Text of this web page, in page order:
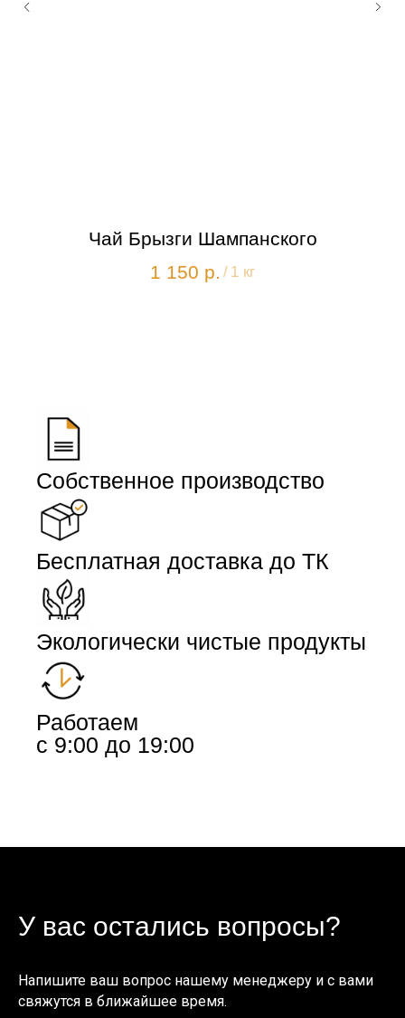
Чай Брызги Шампанского
1 150 р. / 1 кг
Собственное производство
Бесплатная доставка до ТК
Экологически чистые продукты
Работаем
с 9:00 до 19:00
У вас остались вопросы?
Напишите ваш вопрос нашему менеджеру и с вами
свяжутся в ближайшее время.